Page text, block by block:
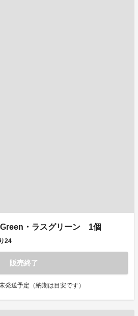
Green・ラスグリーン 1個
24
販売終了
発送予定（納期は目安です）